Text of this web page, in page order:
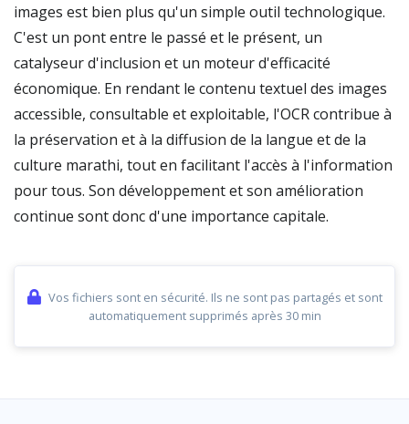
images est bien plus qu'un simple outil technologique.
C'est un pont entre le passé et le présent, un
catalyseur d'inclusion et un moteur d'efficacité
économique. En rendant le contenu textuel des images
accessible, consultable et exploitable, l'OCR contribue à
la préservation et à la diffusion de la langue et de la
culture marathi, tout en facilitant l'accès à l'information
pour tous. Son développement et son amélioration
continue sont donc d'une importance capitale.
Vos fichiers sont en sécurité. Ils ne sont pas partagés et sont
automatiquement supprimés après 30 min